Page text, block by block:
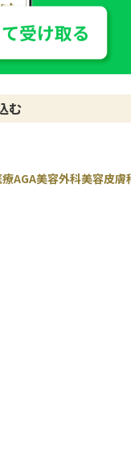
む
療AGA美容外科美容皮膚